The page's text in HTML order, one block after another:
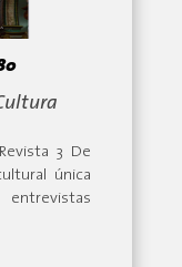
3 De
única